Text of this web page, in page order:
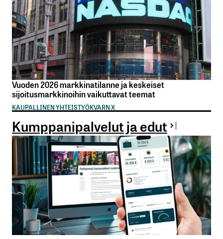
Vuoden 2026 markkinatilanne ja keskeiset
sijoitusmarkkinoihin vaikuttavat teemat
KAUPALLINEN YHTEISTYÖKVARN X
Kumppanipalvelut ja edut